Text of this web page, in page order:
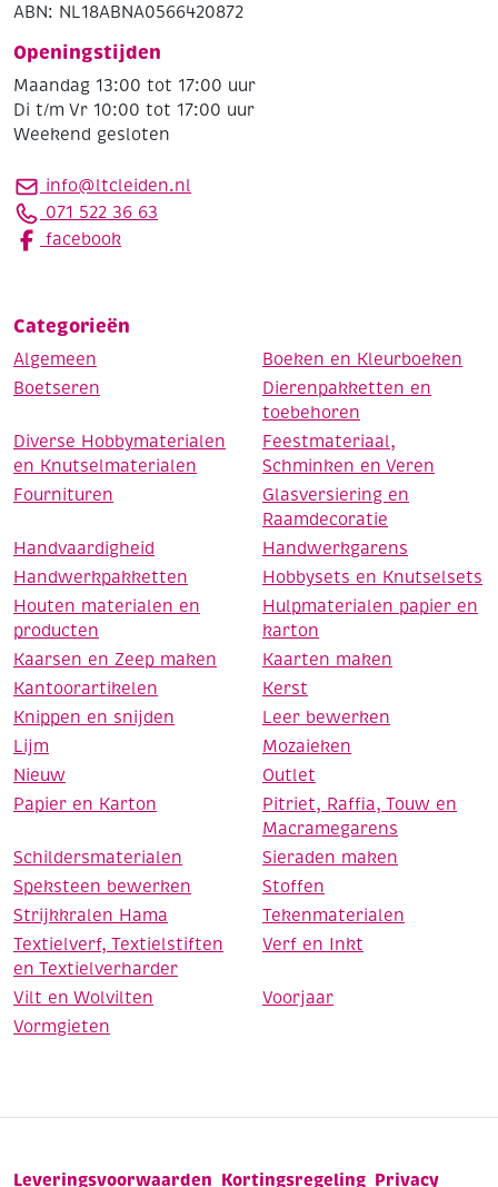
ABN: NL18ABNA0566420872
Openingstijden
Maandag 13:00 tot 17:00 uur
Di t/m Vr 10:00 tot 17:00 uur
Weekend gesloten
info@ltcleiden.nl
071 522 36 63
facebook
Categorieën
Algemeen
Boeken en Kleurboeken
Boetseren
Dierenpakketten en
toebehoren
Diverse Hobbymaterialen
en Knutselmaterialen
Feestmateriaal,
Schminken en Veren
Fournituren
Glasversiering en
Raamdecoratie
Handvaardigheid
Handwerkgarens
Handwerkpakketten
Hobbysets en Knutselsets
Houten materialen en
producten
Hulpmaterialen papier en
karton
Kaarsen en Zeep maken
Kaarten maken
Kantoorartikelen
Kerst
Knippen en snijden
Leer bewerken
Lijm
Mozaieken
Nieuw
Outlet
Papier en Karton
Pitriet, Raffia, Touw en
Macramegarens
Schildersmaterialen
Sieraden maken
Speksteen bewerken
Stoffen
Strijkkralen Hama
Tekenmaterialen
Textielverf, Textielstiften
en Textielverharder
Verf en Inkt
Vilt en Wolvilten
Voorjaar
Vormgieten
Leveringsvoorwaarden Kortingsregeling Privacy